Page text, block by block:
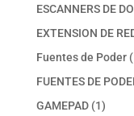
ESCANNERS DE
EXTENSION DE
Fuentes de Poder
FUENTES DE
GAMEPAD 11